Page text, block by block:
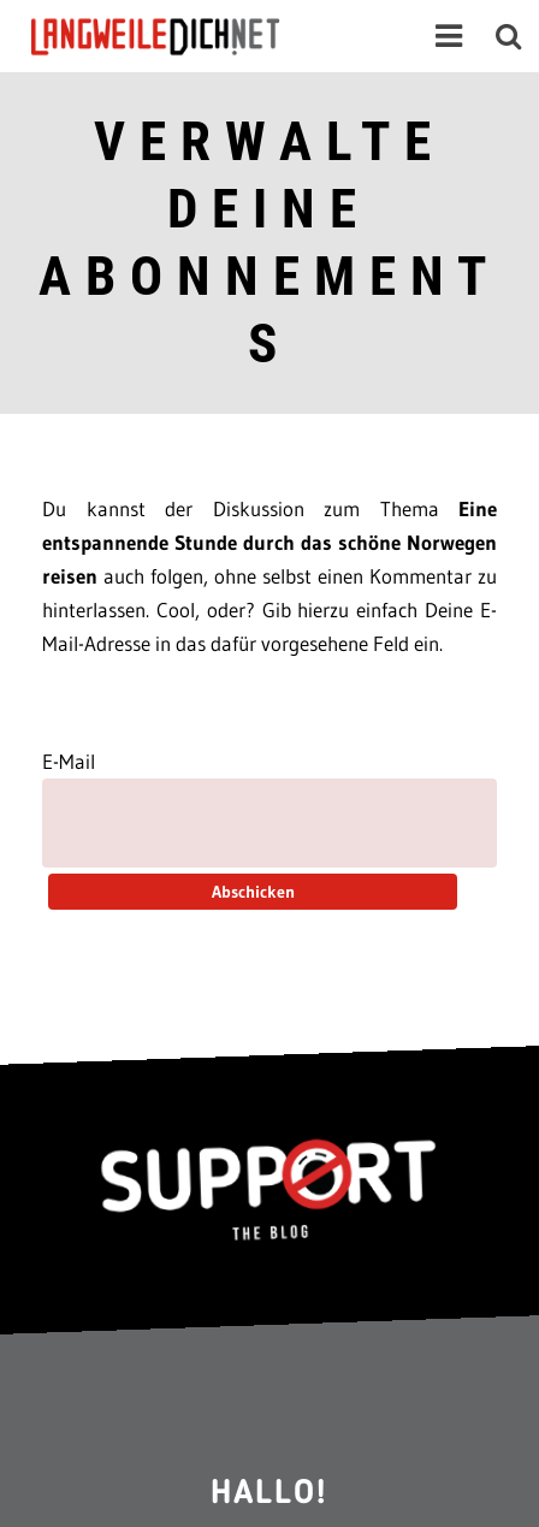
VERWALTE
DEINE
ABONNEMENT
S
Du kannst der Diskussion zum Thema Eine
entspannende Stunde durch das schöne Norwegen
reisen auch folgen, ohne selbst einen Kommentar zu
hinterlassen. Cool, oder? Gib hierzu einfach Deine E-
Mail-Adresse in das dafür vorgesehene Feld ein.
E-Mail
HALLO!